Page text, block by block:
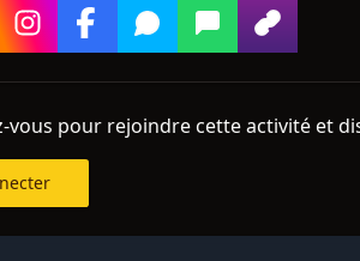
vous pour rejoindre cette activité et